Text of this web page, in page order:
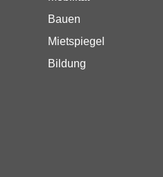
Bauen
Mietspiegel
Bildung